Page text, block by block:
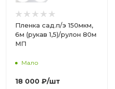
Пленка сад.п/э 150мкм,
6м (рукав 1,5)/рулон 80м
МП
Мало
18 000 ₽/шт